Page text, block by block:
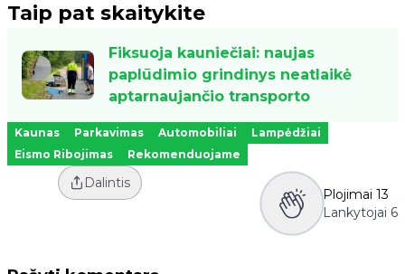
Taip pat skaitykite
Fiksuoja kauniečiai: naujas
paplūdimio grindinys neatlaikė
aptarnaujančio transporto
Kaunas Parkavimas Automobiliai
Lampėdžiai
Eismo Ribojimas
Rekomenduojame
Dalintis
Plojimai 13
Lankytojai 6